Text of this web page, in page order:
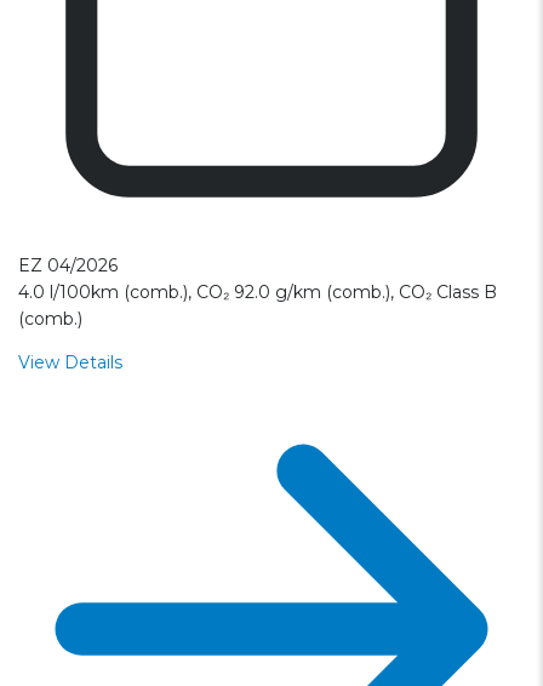
EZ 04/2026
4.0 l/100km (comb.), CO₂ 92.0 g/km (comb.), CO₂ Class B
(comb.)
View Details